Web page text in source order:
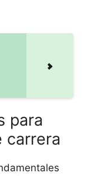
para
carrera